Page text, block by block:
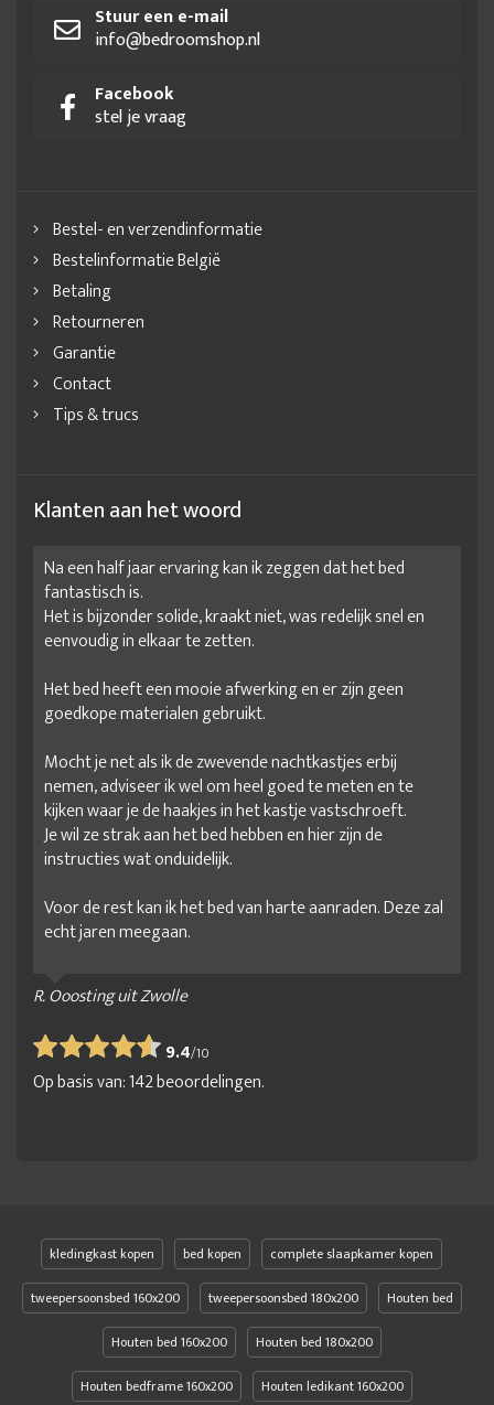
Stuur een e-mail
info@bedroomshop.nl
Facebook
stel je vraag
Bestel- en verzendinformatie
Bestelinformatie België
Betaling
Retourneren
Garantie
Contact
Tips & trucs
Klanten aan het woord
Na een half jaar ervaring kan ik zeggen dat het bed
fantastisch is.
Het is bijzonder solide, kraakt niet, was redelijk snel en
eenvoudig in elkaar te zetten.
Het bed heeft een mooie afwerking en er zijn geen
goedkope materialen gebruikt.
Mocht je net als ik de zwevende nachtkastjes erbij
nemen, adviseer ik wel om heel goed te meten en te
kijken waar je de haakjes in het kastje vastschroeft.
Je wil ze strak aan het bed hebben en hier zijn de
instructies wat onduidelijk.
Voor de rest kan ik het bed van harte aanraden. Deze zal
echt jaren meegaan.
R. Ooosting uit Zwolle
9.4/10
Op basis van:142beoordelingen.
kledingkast kopen bed kopen
complete slaapkamer kopen
tweepersoonsbed 160x200
tweepersoonsbed 180x200
Houten bed
Houten bed 160x200
Houten bed 180x200
Houten bedframe 160x200
Houten ledikant 160x200